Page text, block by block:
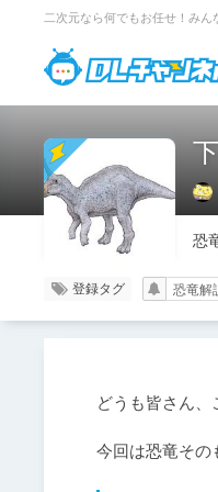
二次元なら何でもお任せ！みん
恐
登録タグ 恐竜解
どうも皆さん、
今回は恐竜その